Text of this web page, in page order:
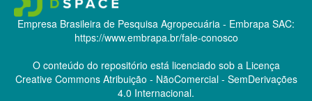
Empresa Brasileira de Pesquisa Agropecuária - Embrapa SAC:
https://www.embrapa.br/fale-conosco
O conteúdo do repositório está licenciado sob a Licença
Creative CommonsAtribuição - NãoComercial - SemDerivações
4.0 Internacional.